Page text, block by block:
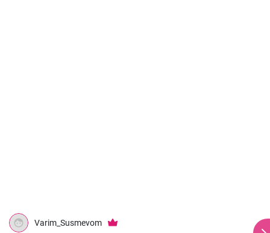
Varim_Susmevom